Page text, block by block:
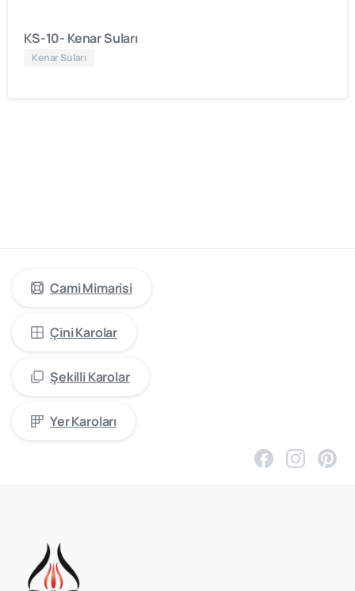
KS-10- Kenar Suları
Kenar Suları
Cami Mimarisi
Çini Karolar
Şekilli Karolar
Yer Karoları